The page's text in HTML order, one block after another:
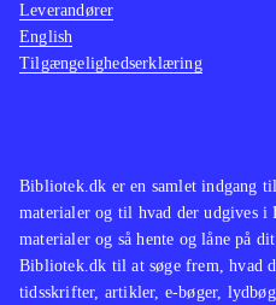
Bibliotek.dk er en samlet indgang
materialer og til hvad der udgives i
materialer og så hente og låne på
Bibliotek.dk til at søge frem, hvad
tidsskrifter, artikler, e-bøger,
Leverandører
English
Tilgængelighedserklæring